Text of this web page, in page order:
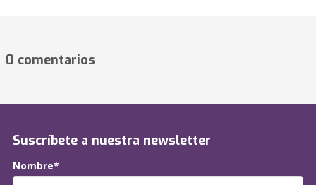
0 comentarios
Suscríbete a nuestra newsletter
Nombre*